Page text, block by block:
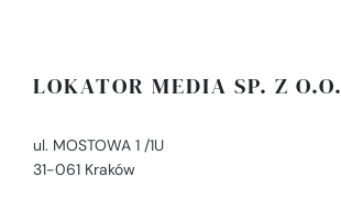
LOKATOR MEDIA SP. Z O.O.
ul. MOSTOWA 1 /1U
31-061 Kraków